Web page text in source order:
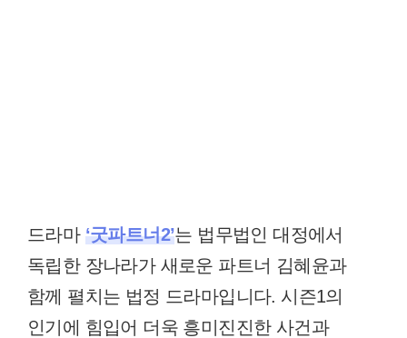
드라마 ‘굿파트너2’는 법무법인 대정에서
독립한 장나라가 새로운 파트너 김혜윤과
함께 펼치는 법정 드라마입니다. 시즌1의
인기에 힘입어 더욱 흥미진진한 사건과